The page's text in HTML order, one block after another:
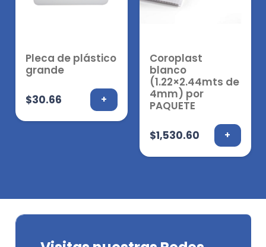
Pleca de plástico
grande
$30.66 +
Coroplast
blanco
(1.22×2.44mts de
4mm) por
PAQUETE
$1,530.60 +